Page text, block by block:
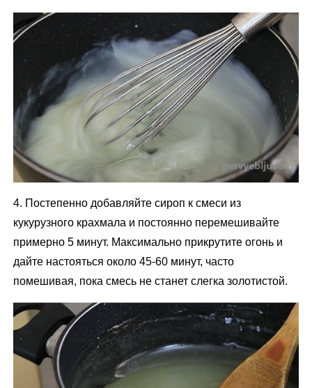
4. Постепенно добавляйте сироп к смеси из
кукурузного крахмала и постоянно перемешивайте
примерно 5 минут. Максимально прикрутите огонь и
дайте настояться около 45-60 минут, часто
помешивая, пока смесь не станет слегка золотистой.